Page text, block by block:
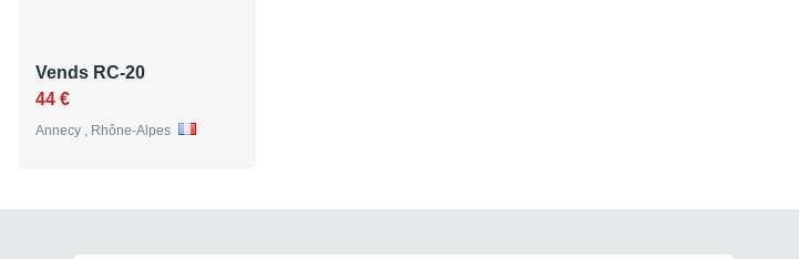
Vends RC-20
44 €
Annecy , Rhône-Alpes